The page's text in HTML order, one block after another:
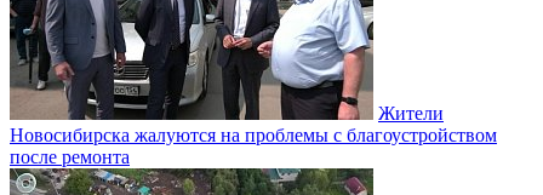
Жители
Новосибирска жалуются на проблемы с благоустройством
после ремонта